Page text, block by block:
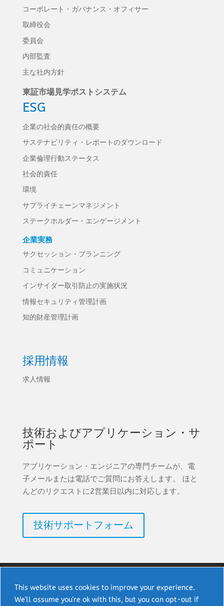
This website uses cookies to improve your experience.
We'll assume you're ok with this, but you can opt-out if
コーポレート・ガバナンス・オフィサー
取締役会
委員会
内部監査
主な社内方針
東証市場見学ポストシステム
ESG
企業の社会的責任の概要
サステナビリティ・レポートのダウンロード
企業倫理行動ステータス
社会的責任
環境
サプライチェーンマネジメント
ステークホルダー・エンゲージメント
企業実務
サクセッション・プランニング
コミュニケーション
インサイダー取引防止の実施状況
情報セキュリティ管理計画
知的財産管理計画
採用情報
求人情報
技術およびアプリケーション・サ
ポート
アプリケーション・エンジニアの専門チームが、電
子メールまたは電話でご質問にお答えします。 ほと
んどのリクエストに2営業日以内に対応します。
技術サポートフォーム